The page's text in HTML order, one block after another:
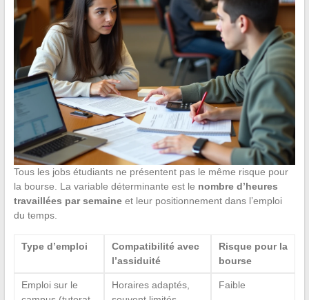
Tous les jobs étudiants ne présentent pas le même risque pour
la bourse. La variable déterminante est le nombre d’heures
travaillées par semaineet leur positionnement dans l’emploi
du temps.
Type d’emploi
Compatibilité avec
l’assiduité
Risque pour la
bourse
Emploi sur le
Horaires adaptés,
Faible